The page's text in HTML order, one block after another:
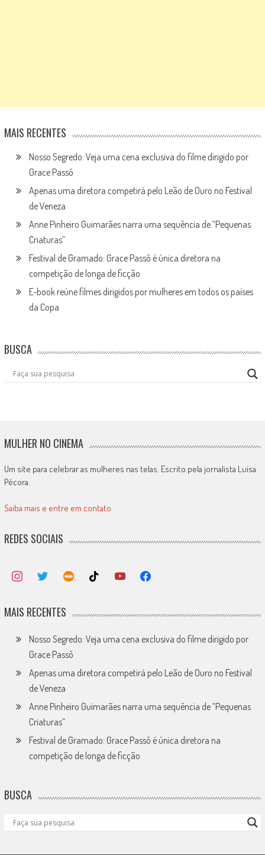
MAIS RECENTES
Nosso Segredo: Veja uma cena exclusiva do filme dirigido por
Grace Passô
Apenas uma diretora competirá pelo Leão de Ouro no Festival
de Veneza
Anne Pinheiro Guimarães narra uma sequência de “Pequenas
Criaturas”
Festival de Gramado: Grace Passô é única diretora na
competição de longa de ficção
E-book reúne filmes dirigidos por mulheres em todos os países
da Copa
BUSCA
MULHER NO CINEMA
Um site para celebrar as mulheres nas telas. Escrito pela jornalista Luísa
Pécora.
Saiba mais e entre em contato
REDES SOCIAIS
MAIS RECENTES
Nosso Segredo: Veja uma cena exclusiva do filme dirigido por
Grace Passô
Apenas uma diretora competirá pelo Leão de Ouro no Festival
de Veneza
Anne Pinheiro Guimarães narra uma sequência de “Pequenas
Criaturas”
Festival de Gramado: Grace Passô é única diretora na
competição de longa de ficção
BUSCA